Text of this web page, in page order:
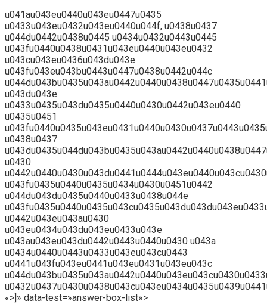
u041au043eu0440u043eu0447u0435
u0433u043eu0432u043eu0440u044f, u0438u0437
u044du0442u0438u0445 u0434u0432u0443u0445
u043fu0440u0438u0431u043eu0440u043eu0432
u043cu043eu0436u043du043e
u043fu043eu043bu0443u0447u0438u0442u044c
u043du043e
u0433u0435u043du0435u0440u0430u0442u043eu0440
u0435u0451
u0438u0437
u0430
u043fu0435u0440u0435u0434u0430u0451u0442
u044du043du0435u0440u0433u0438u044e
u0442u043eu043au0430
u043eu0434u043du043eu0433u043e
u043au043eu043du0442u0443u0440u0430 u043a
u0434u0440u0443u0433u043eu043cu0443
u0441u043fu043eu0441u043eu0431u043eu043c
«>]» data-test=»answer-box-list»>